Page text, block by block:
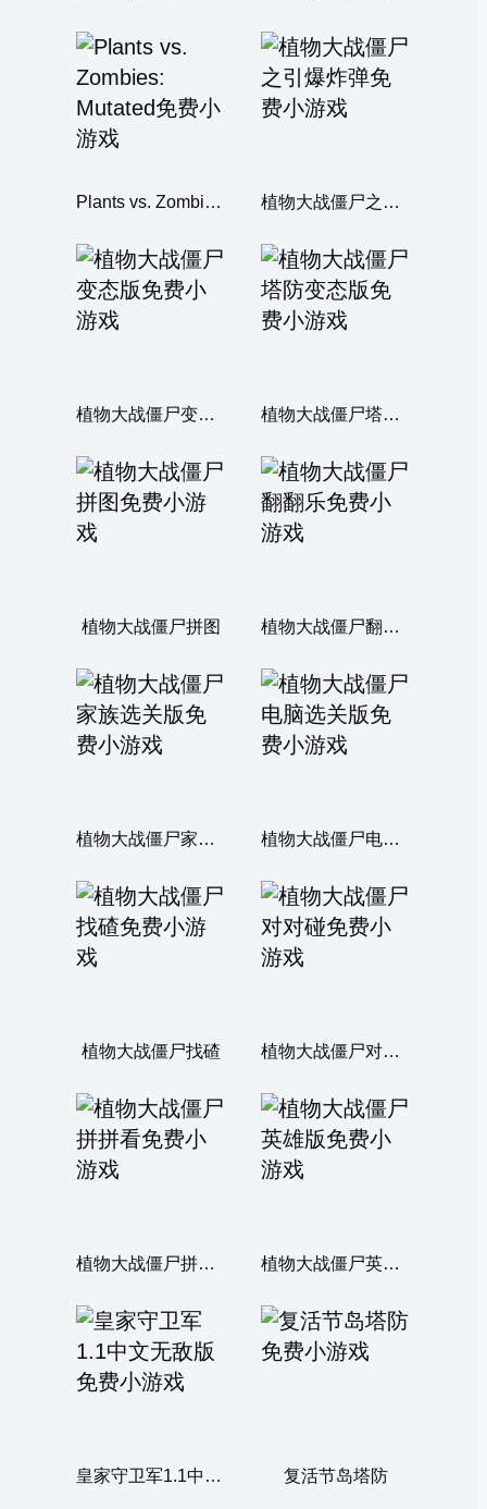
Plants vs. Zombies: Mutated 植物大战僵尸之引爆炸弹
植物大战僵尸变态版 植物大战僵尸塔防变态版
植物大战僵尸拼图 植物大战僵尸翻翻乐
植物大战僵尸家族选关版 植物大战僵尸电脑选关版
植物大战僵尸找碴 植物大战僵尸对对碰
植物大战僵尸拼拼看 植物大战僵尸英雄版
皇家守卫军1.1中文无敌版 复活节岛塔防